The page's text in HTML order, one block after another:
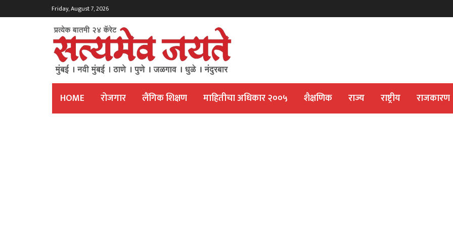
Friday, August 7, 2026
HOME रोजगार लैंगिक शिक्षण माहितीचा अधिकार २००५ शैक्षणिक राज्य राष्ट्रीय राजकारण